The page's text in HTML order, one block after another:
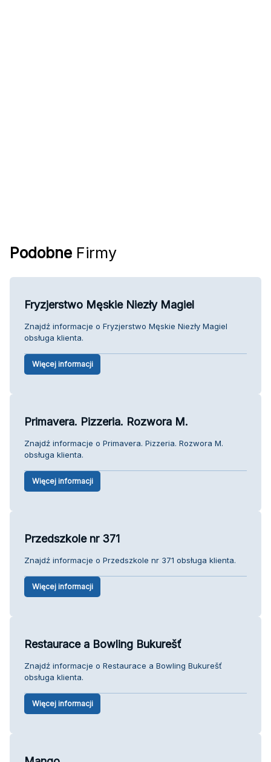
Podobne Firmy
Fryzjerstwo Męskie Niezły Magiel
Znajdź informacje o Fryzjerstwo Męskie Niezły Magiel
obsługa klienta.
Więcej informacji
Primavera. Pizzeria. Rozwora M.
Znajdź informacje o Primavera. Pizzeria. Rozwora M.
obsługa klienta.
Więcej informacji
Przedszkole nr 371
Znajdź informacje o Przedszkole nr 371 obsługa klienta.
Więcej informacji
Restaurace a Bowling Bukurešť
Znajdź informacje o Restaurace a Bowling Bukurešť
obsługa klienta.
Więcej informacji